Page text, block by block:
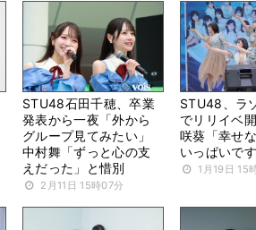
STU48石田千穂、卒業
発表から一夜「外から
グループ見てみたい」
中村舞「ずっと心の支
えだった」と惜別
2月11日 15時07分
STU48、ラ
でリリイベ
咲葵「幸せ
いっぱいです
1月19日 15